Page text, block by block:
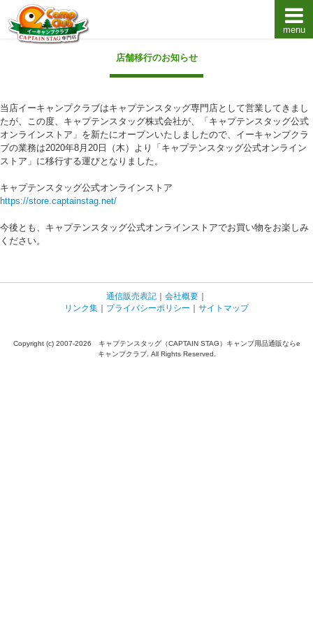
キャプテンスタッグキャンプ用品通販店【eキャンプ
menu
店舗移行のお知らせ
当店イーキャンプクラブはキャプテンスタッグ専門店として営業してきまし
たが、この度、キャプテンスタッグ株式会社が、「キャプテンスタッグ公式
オンラインストア」を新たにオープンいたしましたので、イーキャンプクラ
ブの業務は2020年8月20日（木）より「キャプテンスタッグ公式オンライン
ストア」に移行する運びとなりました。
キャプテンスタッグ公式オンラインストア
https://store.captainstag.net/
今後とも、キャプテンスタッグ公式オンラインストアでお買い物をお楽しみ
ください。
通信販売表記 ｜ 会社概要 ｜
リンク集 ｜ プライバシーポリシー ｜ サイトマップ
Copyright (c) 2007-2026 キャプテンスタッグ（CAPTAIN STAG）キャンプ用品通販ならe
キャンプクラブ. All Rights Reserved.